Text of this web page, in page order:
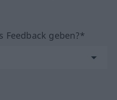
Feedback geben?*